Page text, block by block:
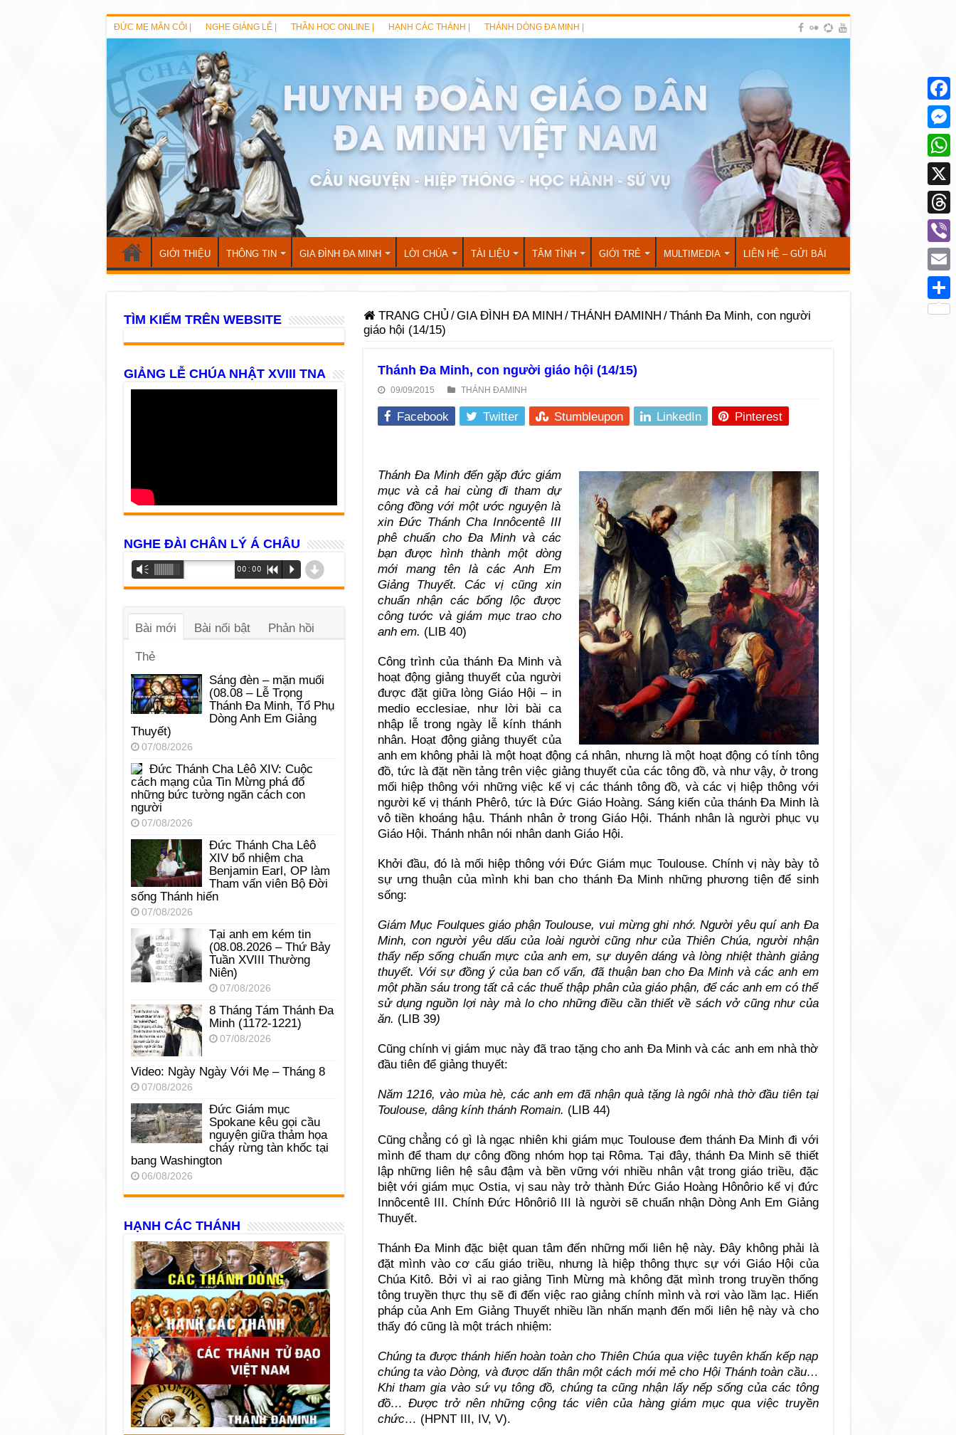
ĐỨC MẸ MÂN CÔI | NGHE GIẢNG LỄ | THẦN HỌC ONLINE | HẠNH CÁC THÁNH | THÁNH DÒNG ĐA MINH |
GIỚI THIỆU THÔNG TIN GIA ĐÌNH ĐA MINH LỜI CHÚA TÀI LIỆU TÂM TÌNH GIỚI TRẺ MULTIMEDIA LIÊN HỆ – GỬI BÀI
TRANG CHỦ /GIA ĐÌNH ĐA MINH /THÁNH ĐAMINH /Thánh Đa Minh, con người
giáo hội (14/15)
Thánh Đa Minh, con người giáo hội (14/15)
09/09/2015 THÁNH ĐAMINH
Facebook Twitter Stumbleupon LinkedIn Pinterest
Thánh Đa Minh đến gặp đức giám
mục và cả hai cùng đi tham dự
công đồng với một ước nguyện là
xin Đức Thánh Cha Innôcentê III
phê chuẩn cho Đa Minh và các
bạn được hình thành một dòng
mới mang tên là các Anh Em
Giảng Thuyết. Các vị cũng xin
chuẩn nhận các bổng lộc được
công tước và giám mục trao cho
anh em. (LIB 40)
Công trình của thánh Đa Minh và
hoạt động giảng thuyết của người
được đặt giữa lòng Giáo Hội – in
medio ecclesiae, như lời bài ca
nhập lễ trong ngày lễ kính thánh
nhân. Hoạt động giảng thuyết của
anh em không phải là một hoạt động cá nhân, nhưng là một hoạt động có tính tông
đồ, tức là đặt nền tảng trên việc giảng thuyết của các tông đồ, và như vậy, ở trong
mối hiệp thông với những việc kế vị các thánh tông đồ, và các vị hiệp thông với
người kế vị thánh Phêrô, tức là Đức Giáo Hoàng. Sáng kiến của thánh Đa Minh là
vô tiền khoáng hậu. Thánh nhân ở trong Giáo Hội. Thánh nhân là người phục vụ
Giáo Hội. Thánh nhân nói nhân danh Giáo Hội.
Khởi đầu, đó là mối hiệp thông với Đức Giám mục Toulouse. Chính vị này bày tỏ
sự ưng thuận của mình khi ban cho thánh Đa Minh những phương tiện để sinh
sống:
Giám Mục Foulques giáo phận Toulouse, vui mừng ghi nhớ. Người yêu quí anh Đa
Minh, con người yêu dấu của loài người cũng như của Thiên Chúa, người nhận
thấy nếp sống chuẩn mực của anh em, sự duyên dáng và lòng nhiệt thành giảng
thuyết. Với sự đồng ý của ban cố vấn, đã thuận ban cho Đa Minh và các anh em
một phần sáu trong tất cả các thuế thập phân của giáo phận, để các anh em có thể
sử dụng nguồn lợi này mà lo cho những điều cần thiết về sách vở cũng như của
ăn. (LIB 39)
Cũng chính vị giám mục này đã trao tặng cho anh Đa Minh và các anh em nhà thờ
đầu tiên để giảng thuyết:
Năm 1216, vào mùa hè, các anh em đã nhận quà tặng là ngôi nhà thờ đầu tiên tại
Toulouse, dâng kính thánh Romain. (LIB 44)
Cũng chẳng có gì là ngạc nhiên khi giám mục Toulouse đem thánh Đa Minh đi với
mình để tham dự công đồng nhóm họp tại Rôma. Tại đây, thánh Đa Minh sẽ thiết
lập những liên hệ sâu đậm và bền vững với nhiều nhân vật trong giáo triều, đặc
biệt với giám mục Ostia, vị sau này trở thành Đức Giáo Hoàng Hônôrio kế vị đức
Innôcentê III. Chính Đức Hônôriô III là người sẽ chuẩn nhận Dòng Anh Em Giảng
Thuyết.
Thánh Đa Minh đặc biệt quan tâm đến những mối liên hệ này. Đây không phải là
đặt mình vào cơ cấu giáo triều, nhưng là hiệp thông thực sự với Giáo Hội của
Chúa Kitô. Bởi vì ai rao giảng Tinh Mừng mà không đặt mình trong truyền thống
tông truyền thực thụ sẽ đi đến việc rao giảng chính mình và rơi vào lầm lạc. Hiến
pháp của Anh Em Giảng Thuyết nhiều lần nhấn mạnh đến mối liên hệ này và cho
thấy đó cũng là một trách nhiệm:
Chúng ta được thánh hiến hoàn toàn cho Thiên Chúa qua việc tuyên khấn kếp nạp
chúng ta vào Dòng, và được dấn thân một cách mới mẻ cho Hội Thánh toàn cầu…
Khi tham gia vào sứ vụ tông đồ, chúng ta cũng nhận lấy nếp sống của các tông
đồ… Được trở nên những cộng tác viên của hàng giám mục qua việc truyền
chức… (HPNT III, IV, V).
TÌM KIẾM TRÊN WEBSITE
GIẢNG LỄ CHÚA NHẬT XVIII TNA
NGHE ĐÀI CHÂN LÝ Á CHÂU
Trình
phát
âm
Vm 00:00 R P d
Bài mới Bài nổi bật Phản hồi
Thẻ
Sáng đèn – mặn muối
(08.08 – Lễ Trọng
Thánh Đa Minh, Tổ Phụ
Dòng Anh Em Giảng
Thuyết)
07/08/2026
Đức Thánh Cha Lêô XIV: Cuộc
cách mạng của Tin Mừng phá đổ
những bức tường ngăn cách con
người
07/08/2026
Đức Thánh Cha Lêô
XIV bổ nhiệm cha
Benjamin Earl, OP làm
Tham vấn viên Bộ Đời
sống Thánh hiến
07/08/2026
Tại anh em kém tin
(08.08.2026 – Thứ Bảy
Tuần XVIII Thường
Niên)
07/08/2026
8 Tháng Tám Thánh Ða
Minh (1172-1221)
07/08/2026
Video: Ngày Ngày Với Mẹ – Tháng 8
07/08/2026
Đức Giám mục
Spokane kêu gọi cầu
nguyện giữa thảm họa
cháy rừng tàn khốc tại
bang Washington
06/08/2026
HẠNH CÁC THÁNH
X
Viber